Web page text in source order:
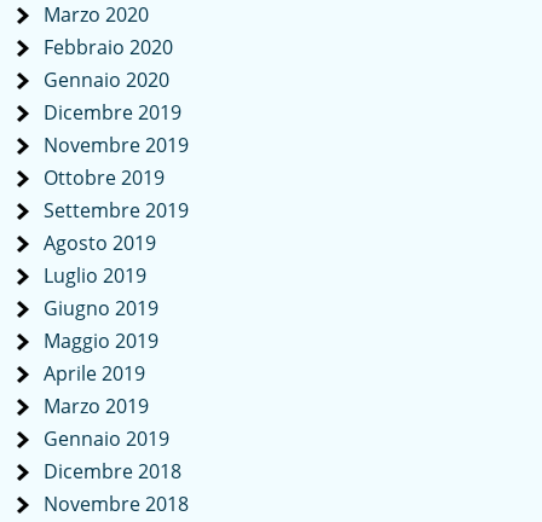
Marzo 2020
Febbraio 2020
Gennaio 2020
Dicembre 2019
Novembre 2019
Ottobre 2019
Settembre 2019
Agosto 2019
Luglio 2019
Giugno 2019
Maggio 2019
Aprile 2019
Marzo 2019
Gennaio 2019
Dicembre 2018
Novembre 2018